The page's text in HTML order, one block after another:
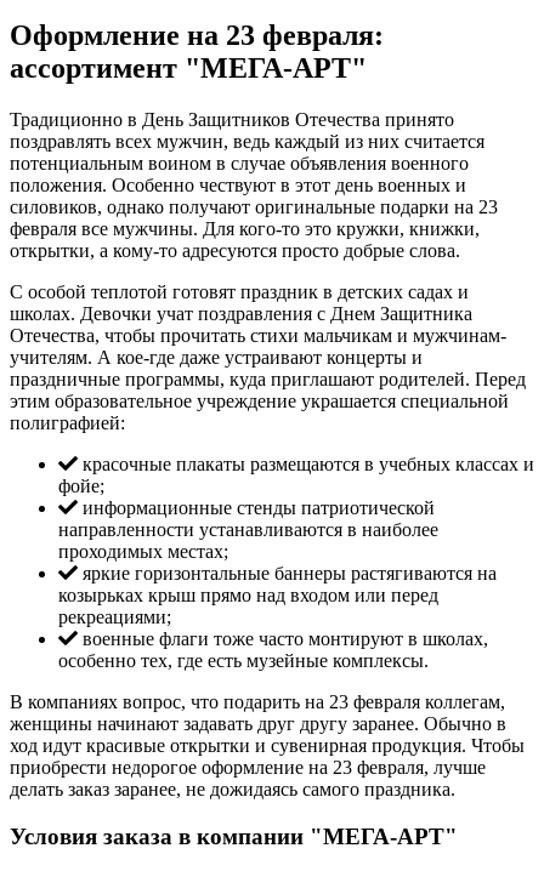
Оформление на 23 февраля:
ассортимент "МЕГА-АРТ"
Традиционно в День Защитников Отечества принято
поздравлять всех мужчин, ведь каждый из них считается
потенциальным воином в случае объявления военного
положения. Особенно чествуют в этот день военных и
силовиков, однако получают оригинальные подарки на 23
февраля все мужчины. Для кого-то это кружки, книжки,
открытки, а кому-то адресуются просто добрые слова.
С особой теплотой готовят праздник в детских садах и
школах. Девочки учат поздравления с Днем Защитника
Отечества, чтобы прочитать стихи мальчикам и мужчинам-
учителям. А кое-где даже устраивают концерты и
праздничные программы, куда приглашают родителей. Перед
этим образовательное учреждение украшается специальной
полиграфией:
красочные плакаты размещаются в учебных классах и
фойе;
информационные стенды патриотической
направленности устанавливаются в наиболее
проходимых местах;
яркие горизонтальные баннеры растягиваются на
козырьках крыш прямо над входом или перед
рекреациями;
военные флаги тоже часто монтируют в школах,
особенно тех, где есть музейные комплексы.
В компаниях вопрос, что подарить на 23 февраля коллегам,
женщины начинают задавать друг другу заранее. Обычно в
ход идут красивые открытки и сувенирная продукция. Чтобы
приобрести недорогое оформление на 23 февраля, лучше
делать заказ заранее, не дожидаясь самого праздника.
Условия заказа в компании "МЕГА-АРТ"